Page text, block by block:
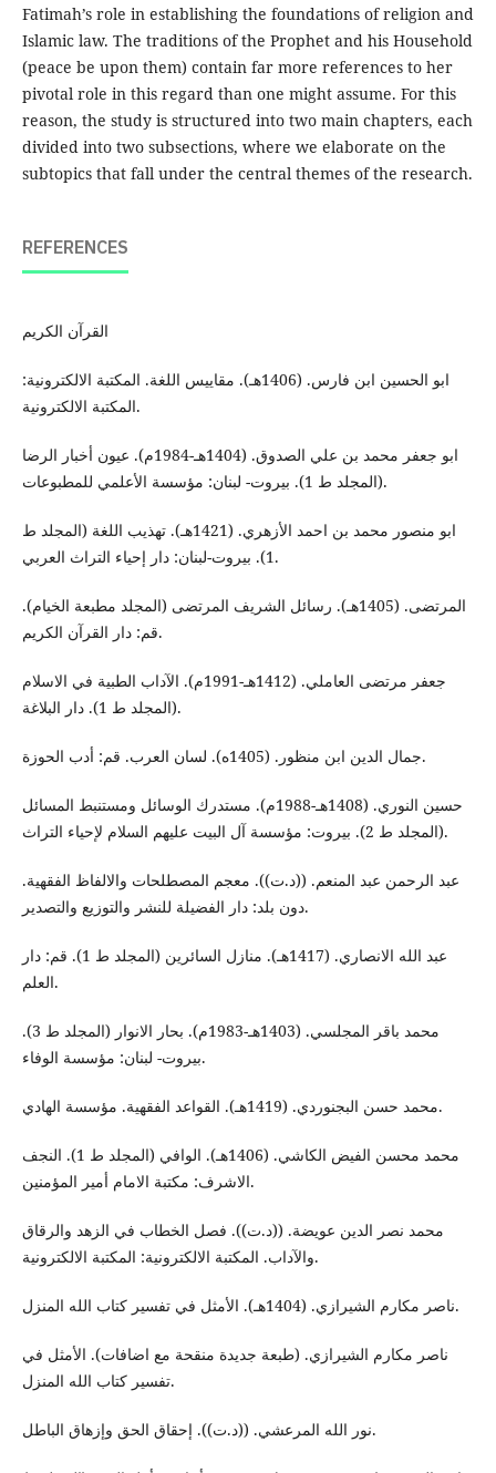
Fatimah’s role in establishing the foundations of religion and
Islamic law. The traditions of the Prophet and his Household
(peace be upon them) contain far more references to her
pivotal role in this regard than one might assume. For this
reason, the study is structured into two main chapters, each
divided into two subsections, where we elaborate on the
subtopics that fall under the central themes of the research.
REFERENCES
القرآن الكريم
ابو الحسين ابن فارس. (1406هـ). مقاييس اللغة. المكتبة الالكترونية:
المكتبة الالكترونية.
ابو جعفر محمد بن علي الصدوق. (1404هـ-1984م). عيون أخبار الرضا
(المجلد ط 1). بيروت- لبنان: مؤسسة الأعلمي للمطبوعات.
ابو منصور محمد بن احمد الأزهري. (1421هـ). تهذيب اللغة (المجلد ط
1). بيروت-لبنان: دار إحياء التراث العربي.
المرتضى. (1405هـ). رسائل الشريف المرتضى (المجلد مطبعة الخيام).
قم: دار القرآن الكريم.
جعفر مرتضى العاملي. (1412هـ-1991م). الآداب الطبية في الاسلام
(المجلد ط 1). دار البلاغة.
جمال الدين ابن منظور. (1405ه). لسان العرب. قم: أدب الحوزة.
حسين النوري. (1408هـ-1988م). مستدرك الوسائل ومستنبط المسائل
(المجلد ط 2). بيروت: مؤسسة آل البيت عليهم السلام لإحياء التراث.
عبد الرحمن عبد المنعم. ((د.ت)). معجم المصطلحات والالفاظ الفقهية.
دون بلد: دار الفضيلة للنشر والتوزيع والتصدير.
عبد الله الانصاري. (1417هـ). منازل السائرين (المجلد ط 1). قم: دار
العلم.
محمد باقر المجلسي. (1403هـ-1983م). بحار الانوار (المجلد ط 3).
بيروت- لبنان: مؤسسة الوفاء.
محمد حسن البجنوردي. (1419هـ). القواعد الفقهية. مؤسسة الهادي.
محمد محسن الفيض الكاشي. (1406هـ). الوافي (المجلد ط 1). النجف
الاشرف: مكتبة الامام أمير المؤمنين.
محمد نصر الدين عويضة. ((د.ت)). فصل الخطاب في الزهد والرقاق
والآداب. المكتبة الالكترونية: المكتبة الالكترونية.
ناصر مكارم الشيرازي. (1404هـ). الأمثل في تفسير كتاب الله المنزل.
ناصر مكارم الشيرازي. (طبعة جديدة منقحة مع اضافات). الأمثل في
تفسير كتاب الله المنزل.
نور الله المرعشي. ((د.ت)). إحقاق الحق وإزهاق الباطل.